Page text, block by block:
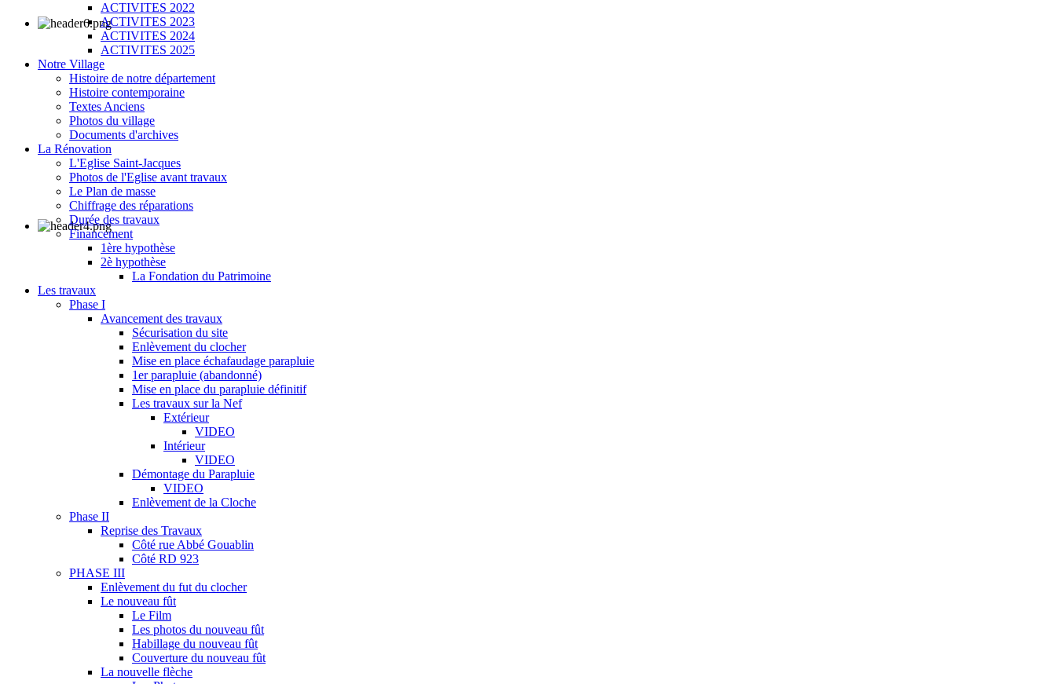
ACTIVITES 2022
ACTIVITES 2023
ACTIVITES 2024
ACTIVITES 2025
Notre Village
Histoire de notre département
Histoire contemporaine
Textes Anciens
Photos du village
Documents d'archives
La Rénovation
L'Eglise Saint-Jacques
Photos de l'Eglise avant travaux
Le Plan de masse
Chiffrage des réparations
Durée des travaux
Financement
1ère hypothèse
2è hypothèse
La Fondation du Patrimoine
Les travaux
Phase I
Avancement des travaux
Sécurisation du site
Enlèvement du clocher
Mise en place échafaudage parapluie
1er parapluie (abandonné)
Mise en place du parapluie définitif
Les travaux sur la Nef
Extérieur
VIDEO
Intérieur
VIDEO
Démontage du Parapluie
VIDEO
Enlèvement de la Cloche
Phase II
Reprise des Travaux
Côté rue Abbé Gouablin
Côté RD 923
PHASE III
Enlèvement du fut du clocher
Le nouveau fût
Le Film
Les photos du nouveau fût
Habillage du nouveau fût
Couverture du nouveau fût
La nouvelle flèche